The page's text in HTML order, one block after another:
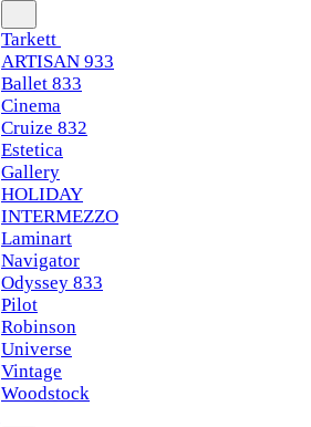
Tarkett
ARTISAN 933
Ballet 833
Cinema
Cruize 832
Estetica
Gallery
HOLIDAY
INTERMEZZO
Laminart
Navigator
Odyssey 833
Pilot
Robinson
Universe
Vintage
Woodstock